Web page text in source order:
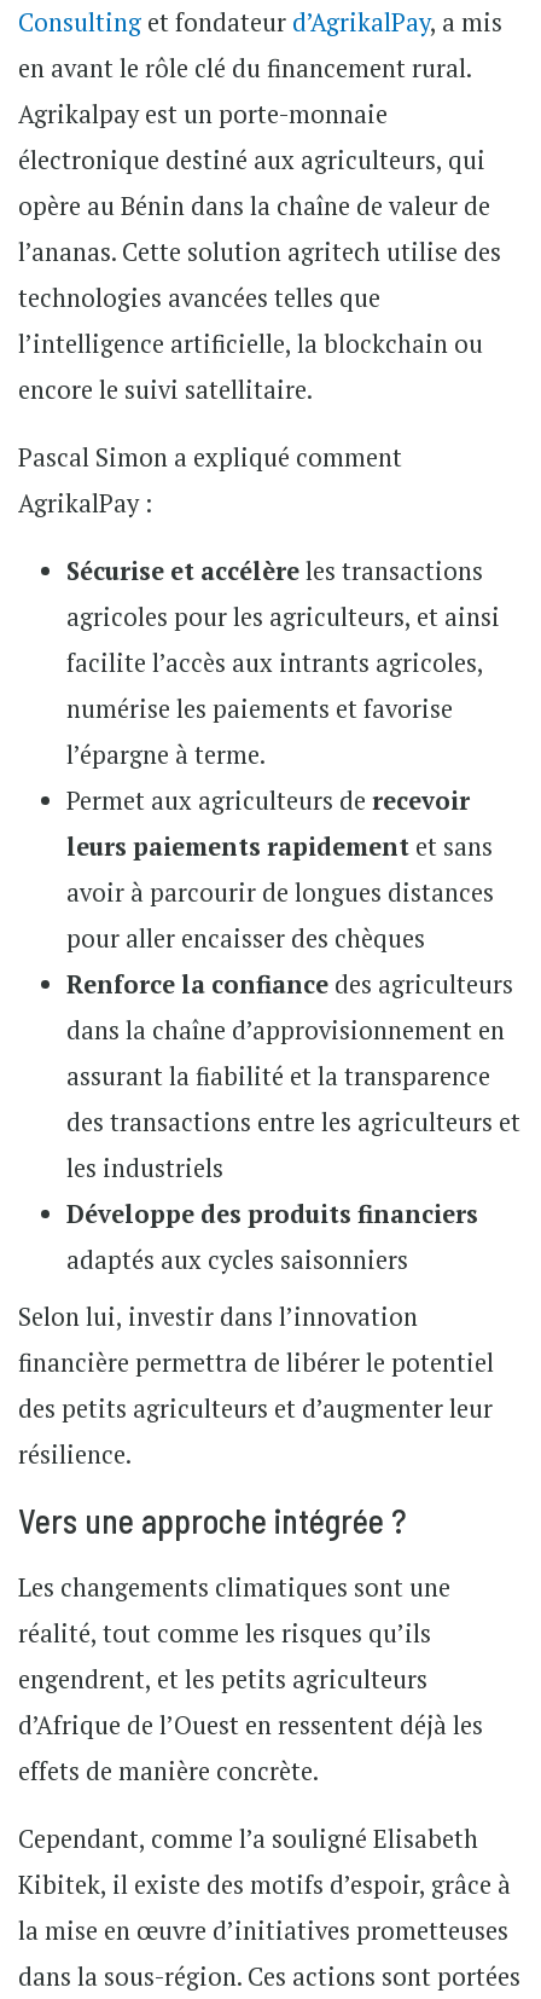
Consulting et fondateur d’AgrikalPay, a mis
en avant le rôle clé du financement rural.
Agrikalpay est un porte-monnaie
électronique destiné aux agriculteurs, qui
opère au Bénin dans la chaîne de valeur de
l’ananas. Cette solution agritech utilise des
technologies avancées telles que
l’intelligence artificielle, la blockchain ou
encore le suivi satellitaire.
Pascal Simon a expliqué comment
AgrikalPay :
Sécurise et accélèreles transactions
agricoles pour les agriculteurs, et ainsi
facilite l’accès aux intrants agricoles,
numérise les paiements et favorise
l’épargne à terme.
Permet aux agriculteurs de recevoir
leurs paiements rapidement et sans
avoir à parcourir de longues distances
pour aller encaisser des chèques
Renforce la confiance des agriculteurs
dans la chaîne d’approvisionnement en
assurant la fiabilité et la transparence
des transactions entre les agriculteurs et
les industriels
Développe des produits financiers
adaptés aux cycles saisonniers
Selon lui, investir dans l’innovation
financière permettra de libérer le potentiel
des petits agriculteurs et d’augmenter leur
résilience.
Vers une approche intégrée ?
Les changements climatiques sont une
réalité, tout comme les risques qu’ils
engendrent, et les petits agriculteurs
d’Afrique de l’Ouest en ressentent déjà les
effets de manière concrète.
Cependant, comme l’a souligné Elisabeth
Kibitek, il existe des motifs d’espoir, grâce à
la mise en œuvre d’initiatives prometteuses
dans la sous-région. Ces actions sont portées